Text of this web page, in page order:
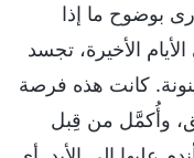
بوضوح ما إذا
الأخيرة، تجسد
كانت هذه فرصة
وأُكمَّل من قِبل